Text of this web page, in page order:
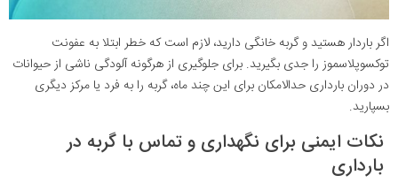
اگر باردار هستید و گربه خانگی دارید، لازم است که خطر ابتلا به عفونت
توکسوپلاسموز را جدی بگیرید. برای جلوگیری از هرگونه آلودگی ناشی از حیوانات
در دوران بارداری حدالامکان برای این چند ماه، گربه را به فرد یا مرکز دیگری
بسپارید.
نکات ایمنی برای نگهداری و تماس با گربه در
بارداری